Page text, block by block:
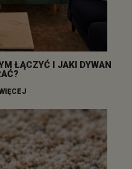
ŁĄCZYĆ I JAKI DYWAN